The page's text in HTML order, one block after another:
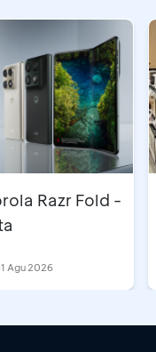
Razr Fold -
Agu 2026